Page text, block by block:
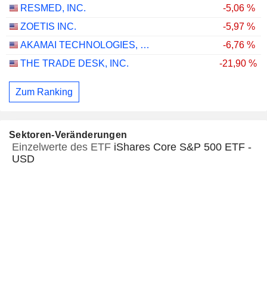
RESMED, INC.
-5,06 %
ZOETIS INC.
-5,97 %
AKAMAI TECHNOLOGIES, INC.
-6,76 %
THE TRADE DESK, INC.
-21,90 %
Zum Ranking
Sektoren-Veränderungen
Einzelwerte des ETF iShares Core S&P 500 ETF -
USD